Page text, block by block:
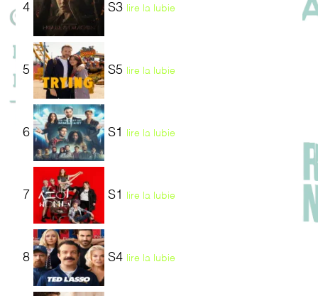
4 S3 lire la lubie
5 S5 lire la lubie
6 S1 lire la lubie
7 S1 lire la lubie
8 S4 lire la lubie